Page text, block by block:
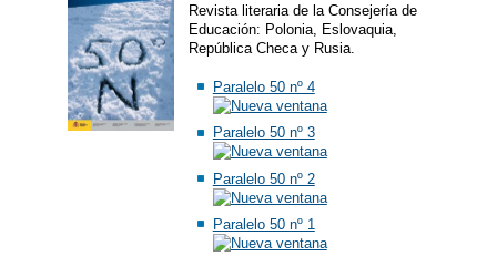
Revista literaria de la Consejería de
Educación: Polonia, Eslovaquia,
República Checa y Rusia.
Paralelo 50 nº 4
Paralelo 50 nº 3
Paralelo 50 nº 2
Paralelo 50 nº 1